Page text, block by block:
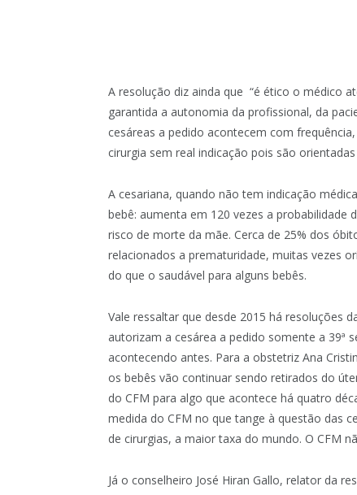
A resolução diz ainda que “é ético o médico
garantida a autonomia da profissional, da
cesáreas a pedido acontecem com
cirurgia sem real indicação pois são
A cesariana, quando não tem indicação
bebê: aumenta em 120 vezes a
risco de morte da mãe. Cerca de 25% dos
relacionados a prematuridade, muitas vezes
do que o saudável para alguns bebês.
Vale ressaltar que desde 2015 há resoluções
autorizam a cesárea a pedido somente a 39ª
acontecendo antes. Para a obstetriz Ana
os bebês vão continuar sendo retirados do
do CFM para algo que acontece há quatro
medida do CFM no que tange à questão das
de cirurgias, a maior taxa do mundo. O CFM
Já o conselheiro José Hiran Gallo, relator da